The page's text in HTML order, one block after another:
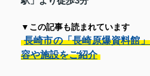
▼この記事も読まれています
長崎市の「長崎原爆資料館
容や施設をご紹介